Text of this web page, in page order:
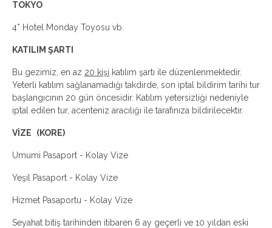
TOKYO
4* Hotel Monday Toyosu vb.
KATILIM ŞARTI
Bu gezimiz, en az 20 kişi katılım şartı ile düzenlenmektedir.
Yeterli katılım sağlanamadığı takdirde, son iptal bildirim tarihi tur
başlangıcının 20 gün öncesidir. Katılım yetersizliği nedeniyle
iptal edilen tur, acenteniz aracılığı ile tarafınıza bildirilecektir.
VİZE (KORE)
Umumi Pasaport - Kolay Vize
Yeşil Pasaport - Kolay Vize
Hizmet Pasaportu - Kolay Vize
Seyahat bitiş tarihinden itibaren 6 ay geçerli ve 10 yıldan eski